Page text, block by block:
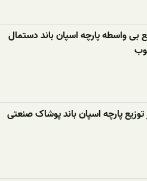
بی واسطه پارچه اسپان باند دستمال
توزیع پارچه اسپان باند پوشاک صنعتی